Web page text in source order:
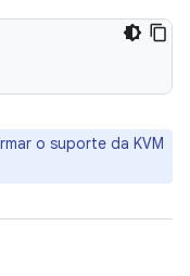
o suporte da KVM